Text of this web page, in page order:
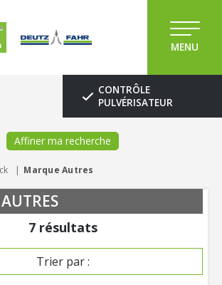
MENU
CONTRÔLE
PULVÉRISATEUR
Affiner ma recherche
Marque Autres
7 résultats
Trier par :